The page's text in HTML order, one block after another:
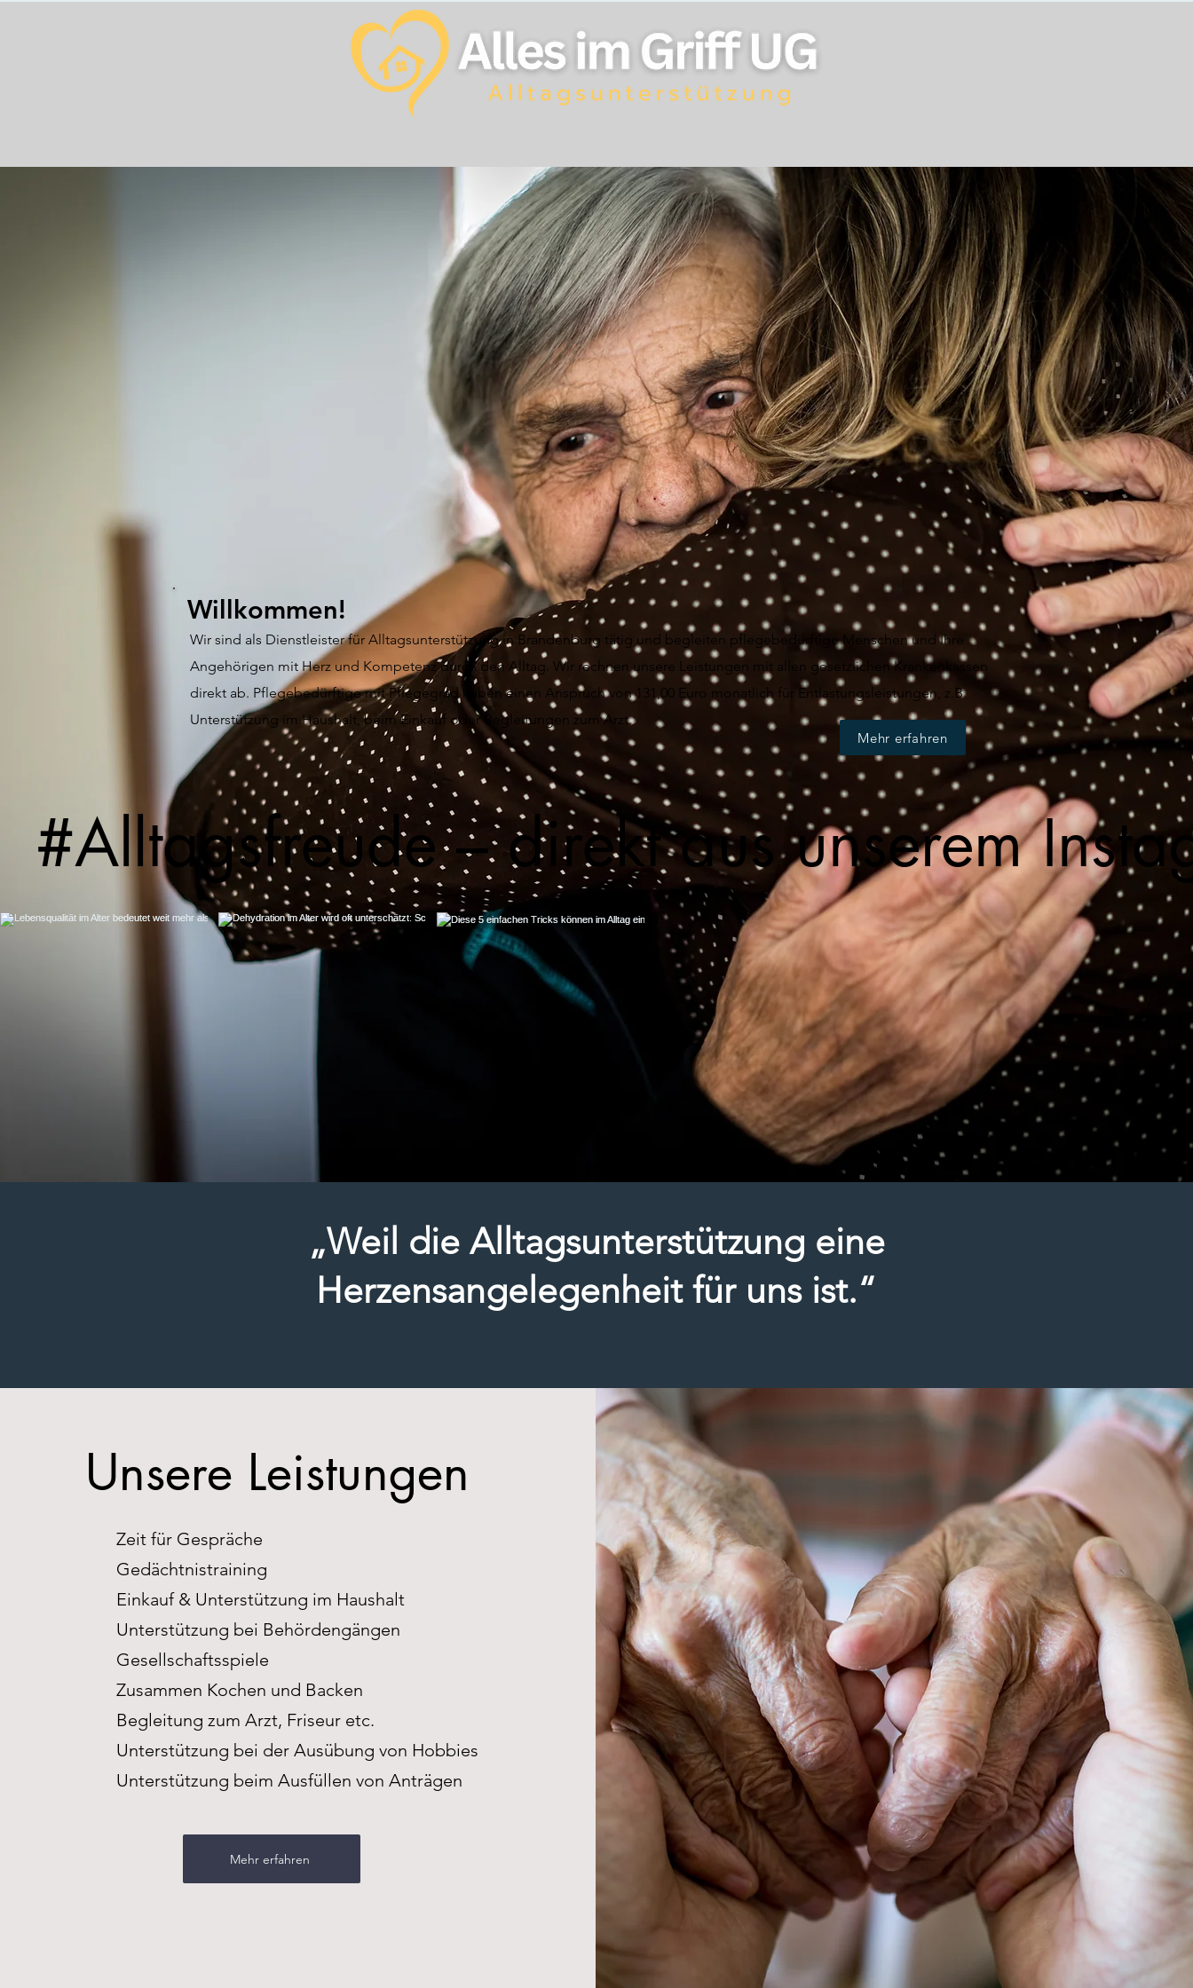
Willkommen!
Wir sind als Dienstleister für Alltagsunterstützung in Brandenburg tätig und begleiten pflegebedürftige Menschen und Ihre
Angehörigen mit Herz und Kompetenz durch den Alltag. Wir rechnen unsere Leistungen mit allen gesetzlichen Krankenkassen
direkt ab. Pflegebedürftige mit Pflegegrad haben einen Anspruch von 131,00 Euro monatlich für Entlastungsleistungen, z.B.
Unterstützung im Haushalt, beim Einkauf oder Begleitungen zum Arzt.
Mehr erfahren
#Alltagsfreude – direkt aus unserem
„Weil die Alltagsunterstützung eine
Herzensangelegenheit für uns ist.“
Unsere Leistungen
Zeit für Gespräche
Gedächtnistraining
Einkauf & Unterstützung im Haushalt
Unterstützung bei Behördengängen
Gesellschaftsspiele
Zusammen Kochen und Backen
Begleitung zum Arzt, Friseur etc.
Unterstützung bei der Ausübung von Hobbies
Unterstützung beim Ausfüllen von Anträgen
Mehr erfahren